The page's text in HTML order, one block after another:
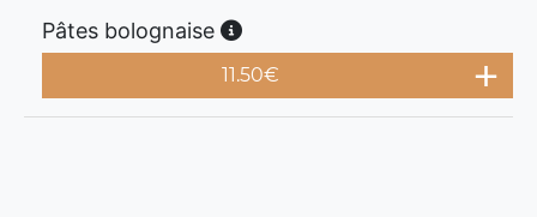
Pâtes bolognaise
11.50€